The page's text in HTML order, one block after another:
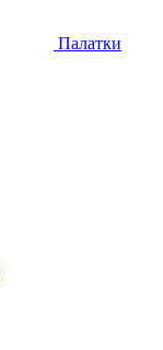
Палатки